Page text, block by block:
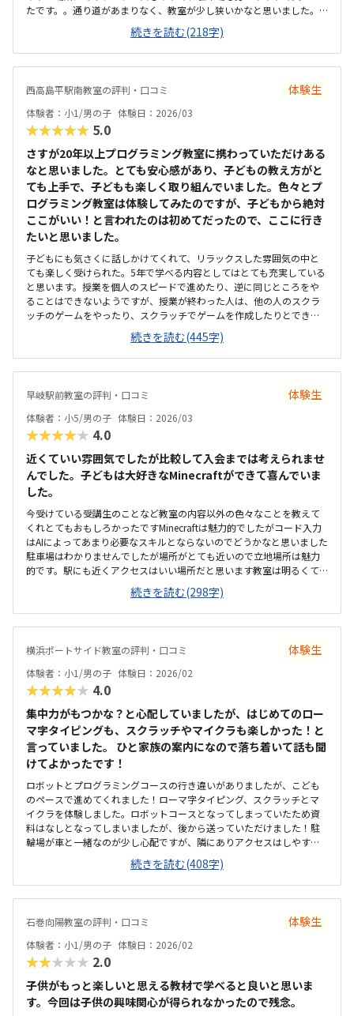
たです。。通り道があまりなく、教室が少し狭いかなと思いました。
もう少し広いと良いとおもいます。他のプログラミング教室よりは安
いかと思いますが、月2回なので、月4回あるといいなと思いました。
続きを読む(218字)
西高島平駅南教室の評判・口コミ 体験生
体験者：小1/男の子 体験日：2026/03
★★★★★ 5.0
さすが20年以上プログラミング教室に携わっていただけある
なと思いました。とても安心感があり、子どもの教え方がと
ても上手で、子どもも楽しく取り組んでいました。色々とプ
ログラミング教室は体験してみたのですが、子どもから絶対
ここがいい！と言われたのは初めてだったので、ここに行き
たいと思いました。
子どもにも気さくに話しかけてくれて、リラックスした雰囲気の中と
ても楽しく受けられた。5年で学べる内容としてはとても充実している
と思います。授業を個人のスピードで進めたり、逆に同じところをや
ることはできないようですが、授業が終わった人は、他の人のスクラ
ッチのゲームをやったり、スクラッチでゲームを作成したりとできる
ようなので、いいかな思います。西高島平駅からも5分くらいと近く、
家からも歩いて通える距離なので、近くてよかったです。リラックス
した雰囲気で、子どもも楽しそうでした。先生も気さくで、説明もと
ても分かりやすかったです。プログラミング教室は、10000円くらいだ
ても有り難いです。1日のカリキュラムが終わったら、スクラッチでゲ
ームができる点や、先生が気さくで優しかった点、リラックスした雰
囲気などがとても良かったです。体験会が終わって帰る途中から、子
どもが、絶対ここに通いたい！ここじゃなきゃ通わない！と言ってい
ました。
続きを読む(445字)
早岐駅前教室の評判・口コミ 体験生
体験者：小5/男の子 体験日：2026/03
★★★★★ 4.0
近くていい雰囲気でしたが比較して入会までは考えられませ
んでした。子どもは大好きなMinecraftができて喜んでいま
した。
今受けている受講生のことなど教室の内容以外の色々なことを教えて
くれとてもおもしろかったですMinecraftは魅力的でしたがコード入力
はAIによってあまり必要なスキルとならないのでどうかなと思いました
駐車場はわかりませんでしたが場所がとても近いので立地場所は魅力
的です。駅にも近くアクセスはいい場所だと思います教室は明るくて
窓が大きく防犯的にもいい感じでした。教室も綺麗に整っていて明る
い雰囲気でした。料金は高くもなく安くもなく普通だと思いました。
プログラミングはAIの進歩でどうなるかわからないので難しいです。先
生の話が時事ネタや今の社会情勢を詳しくは話してくれとても参考に
続きを読む(298字)
横浜ポートサイド教室の評判・口コミ 体験生
体験者：小1/男の子 体験日：2026/02
★★★★★ 4.0
集中力がもつかな？と心配していましたが、はじめてのロー
マ字タイピングも、スクラッチやマイクラも楽しかった！と
言っていました。 ひと家族の案内になので落ち着いて話も聞
けてよかったです！
ロボットとプログラミングコースの行き違いがありましたが、こども
のペースで進めてくれました！ローマ字タイピング、スクラッチとマ
イクラを体験しました。ロボットコースとなってしまっていたため資
料はなしとなってしまいましたが、後から送っていただけました！駐
輪場が車と一緒なのが少し心配ですが、隣にありアクセスはしやすい
です。ビルの上の方にあるのでひとりで行けるかな？と心配ではあり
ますが、慣れたらひとりで歩いてくる子も多いみたいでした。レンタ
ルオフィスのような場所で殺風景ですが、普通です土日空調がきかな
いようで少し暑かった2回の授業に対して他より高いかなと思います
ました。電話の対応でとても詳しく教えていただきイメージがわきま
した。入会金サービスのお話についても先に聞けたので比較しやすか
ったです。子供はマイクラがすきなので、興味を持って取り組めてい
ました！
続きを読む(408字)
石巻向陽教室の評判・口コミ 体験生
体験者：小1/男の子 体験日：2026/02
★★★★★ 2.0
子供がもっと楽しいと思える教材で学べると良いと思いま
す。今回は子供の興味関心が得られなかったので残念。